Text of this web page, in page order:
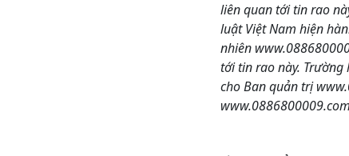
liên quan tới tin rao
luật Việt Nam hiện
nhiên
tới tin rao này. Trường
cho Ban quản trị